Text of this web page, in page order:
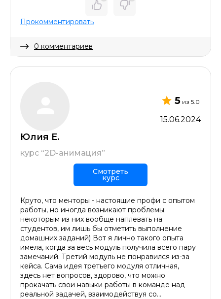
Прокомментировать
0 комментариев
5из 5.0
15.06.2024
Юлия Е.
курс “2D-анимация”
Смотреть
курс
Круто, что менторы - настоящие профи с опытом
работы, но иногда возникают проблемы:
некоторым из них вообще наплевать на
студентов, им лишь бы отметить выполнение
домашних заданий) Вот я лично такого опыта
имела, когда за весь модуль получила всего пару
замечаний. Третий модуль не понравился из-за
кейса. Сама идея третьего модуля отличная,
здесь нет вопросов, здорово, что можно
прокачать свои навыки работы в команде над
реальной задачей, взаимодействуя со